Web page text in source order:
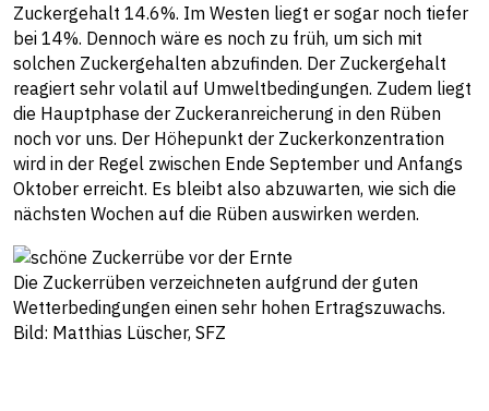
Zuckergehalt 14.6%. Im Westen liegt er sogar noch tiefer
bei 14%. Dennoch wäre es noch zu früh, um sich mit
solchen Zuckergehalten abzufinden. Der Zuckergehalt
reagiert sehr volatil auf Umweltbedingungen. Zudem liegt
die Hauptphase der Zuckeranreicherung in den Rüben
noch vor uns. Der Höhepunkt der Zuckerkonzentration
wird in der Regel zwischen Ende September und Anfangs
Oktober erreicht. Es bleibt also abzuwarten, wie sich die
nächsten Wochen auf die Rüben auswirken werden.
Die Zuckerrüben verzeichneten aufgrund der guten
Wetterbedingungen einen sehr hohen Ertragszuwachs.
Bild: Matthias Lüscher, SFZ